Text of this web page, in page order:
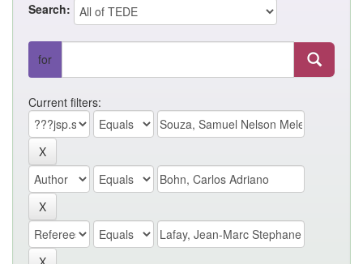
Search:
for
Current filters: